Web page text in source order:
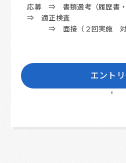
応募 ⇒ 書類選考（履歴書・
⇒ 適正検査
⇒ 面接（２回実施 対
エント
'